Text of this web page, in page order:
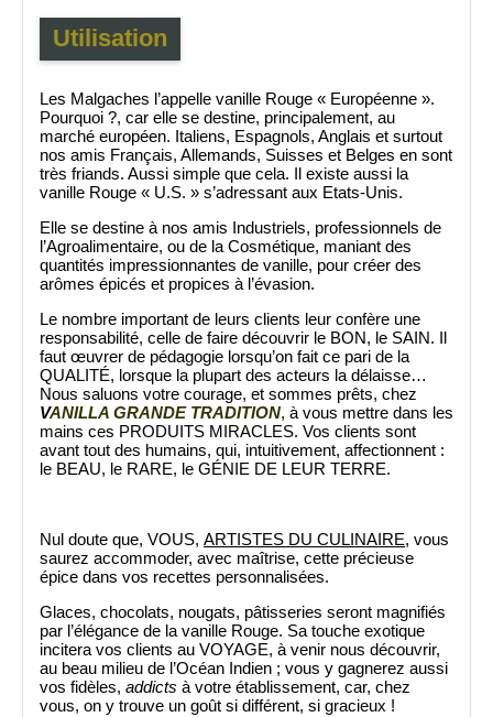
Utilisation
Les Malgaches l’appelle vanille Rouge « Européenne ».
Pourquoi ?, car elle se destine, principalement, au
marché européen. Italiens, Espagnols, Anglais et surtout
nos amis Français, Allemands, Suisses et Belges en sont
très friands. Aussi simple que cela. Il existe aussi la
vanille Rouge « U.S. » s’adressant aux Etats-Unis.
Elle se destine à nos amis Industriels, professionnels de
l’Agroalimentaire, ou de la Cosmétique, maniant des
quantités impressionnantes de vanille, pour créer des
arômes épicés et propices à l’évasion.
Le nombre important de leurs clients leur confère une
responsabilité, celle de faire découvrir le BON, le SAIN. Il
faut œuvrer de pédagogie lorsqu’on fait ce pari de la
QUALITÉ, lorsque la plupart des acteurs la délaisse…
Nous saluons votre courage, et sommes prêts, chez
VANILLA GRANDE TRADITION, à vous mettre dans les
mains ces PRODUITS MIRACLES. Vos clients sont
avant tout des humains, qui, intuitivement, affectionnent :
le BEAU, le RARE, le GÉNIE DE LEUR TERRE.
Nul doute que, VOUS, ARTISTES DU CULINAIRE, vous
saurez accommoder, avec maîtrise, cette précieuse
épice dans vos recettes personnalisées.
Glaces, chocolats, nougats, pâtisseries seront magnifiés
par l’élégance de la vanille Rouge. Sa touche exotique
incitera vos clients au VOYAGE, à venir nous découvrir,
au beau milieu de l’Océan Indien ; vous y gagnerez aussi
vos fidèles, addicts à votre établissement, car, chez
vous, on y trouve un goût si différent, si gracieux !